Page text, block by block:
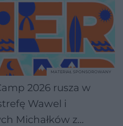
2026 rusza w
Wawel i
Michałków z
MATERIAŁ SPONSOROWANY